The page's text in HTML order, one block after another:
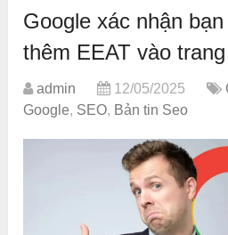
Google xác nhận
thêm EEAT vào
admin 12/05/2025
Google, SEO, Bản tin Seo